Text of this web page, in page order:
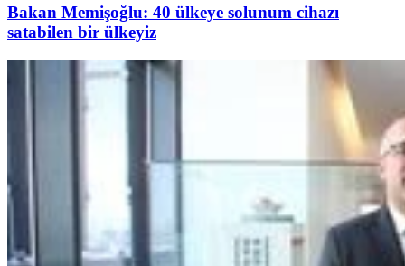
Bakan Memişoğlu: 40 ülkeye solunum cihazı
satabilen bir ülkeyiz